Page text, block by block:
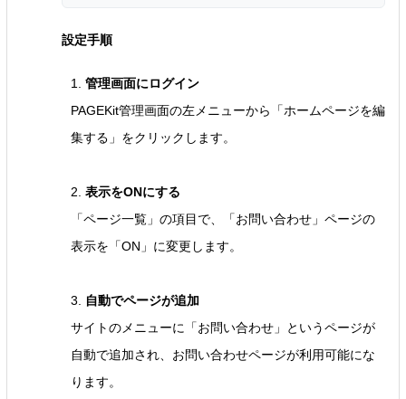
設定手順
1. 管理画面にログイン
PAGEKit管理画面の左メニューから「ホームページを編
集する」をクリックします。
2. 表示をONにする
「ページ一覧」の項目で、「お問い合わせ」ページの
表示を「ON」に変更します。
3. 自動でページが追加
サイトのメニューに「お問い合わせ」というページが
自動で追加され、お問い合わせページが利用可能にな
ります。